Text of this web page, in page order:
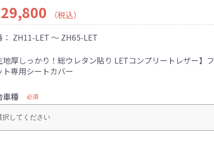
（税込）
ZH11-LET ～ ZH65-LET
地厚しっかり！総ウレタン貼り LETコンプリートレザー】フ
ト専用シートカバー
車種 必須